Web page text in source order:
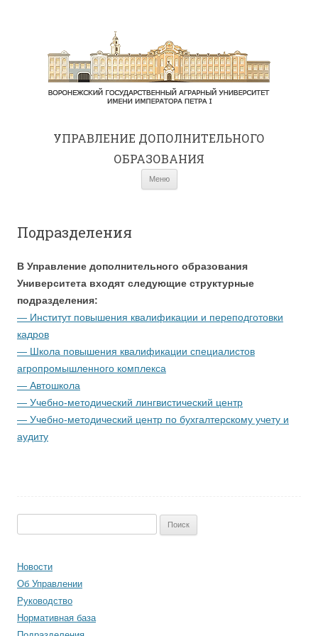
УПРАВЛЕНИЕ ДОПОЛНИТЕЛЬНОГО
ОБРАЗОВАНИЯ
Меню
Подразделения
В Управление дополнительного образования
Университета входят следующие структурные
подразделения:
— Институт повышения квалификации и переподготовки
кадров
— Школа повышения квалификации специалистов
агропромышленного комплекса
— Автошкола
— Учебно-методический лингвистический центр
— Учебно-методический центр по бухгалтерскому учету и
аудиту
Новости
Об Управлении
Руководство
Нормативная база